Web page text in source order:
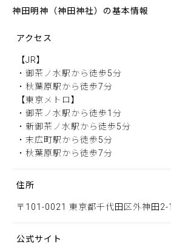
神田明神（神田神社）の基本情報
アクセス
【JR】
・御茶ノ水駅から徒歩5分
・秋葉原駅から徒歩7分
【東京メトロ】
・御茶ノ水駅から徒歩1分
・新御茶ノ水駅から徒歩5分
・末広町駅から徒歩5分
・秋葉原駅から徒歩7分
住所
〒101-0021 東京都千代田区外神田2-
公式サイト